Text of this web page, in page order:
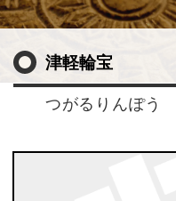
津軽輪宝
つがるりんぽう